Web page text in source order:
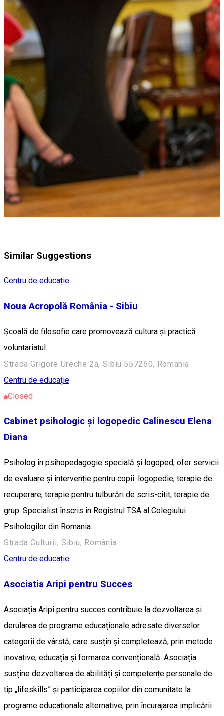
Similar Suggestions
Centru de educație
Noua Acropolă România - Sibiu
Școală de filosofie care promovează cultura și practică
voluntariatul.
Strada Grigore Ureche 2a, Sibiu 557260, Romania
Centru de educație
Closed
Cabinet psihologic și logopedic Calinescu Elena
Diana
Psiholog în psihopedagogie specială și logoped, ofer servicii
de evaluare și intervenție pentru copii: logopedie, terapie de
recuperare, terapie pentru tulburări de scris-citit, terapie de
grup. Specialist înscris în Registrul TSA al Colegiului
Psihologilor din Romania.
Strada Culturii, Sibiu, România
Centru de educație
Asociatia Aripi pentru Succes
Asociația Aripi pentru succes contribuie la dezvoltarea și
derularea de programe educaționale adresate diverselor
categorii de vârstă, care susțin și completează, prin metode
inovative, educația și formarea convențională. Asociația
susține dezvoltarea de abilități și competențe personale de
tip „lifeskills” și participarea copiilor din comunitate la
programe educaționale alternative, prin încurajarea implicării